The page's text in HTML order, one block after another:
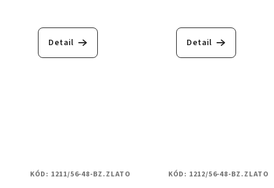
Detail Detail
KÓD: 1211/56-48-BZ.ZLATO KÓD: 1212/56-48-BZ.ZLATO